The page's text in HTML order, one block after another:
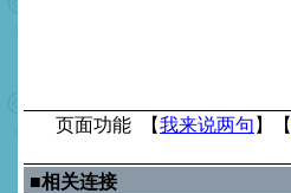
页面功能 【我来说两句 】【
■相关连接